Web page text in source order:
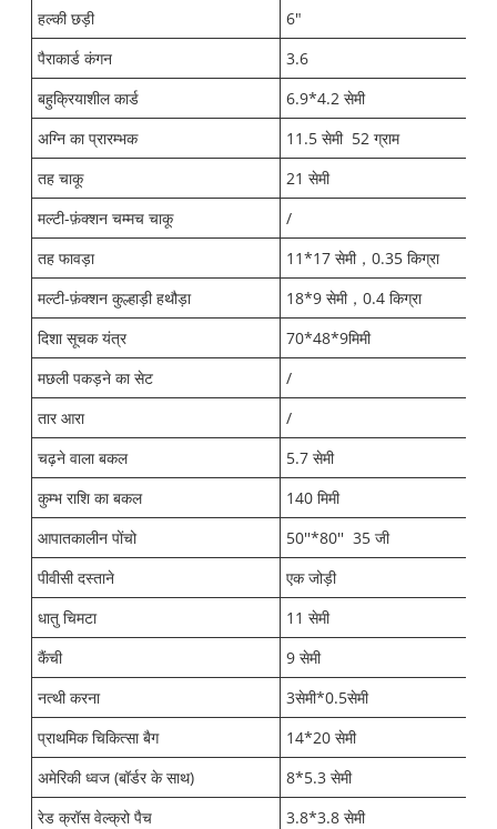
हल्की छड़ी
6"
पैराकार्ड कंगन
3.6
बहुक्रियाशील कार्ड
6.9*4.2 सेमी
अग्नि का प्रारम्भक
11.5 सेमी 52 ग्राम
तह चाकू
21 सेमी
मल्टी-फ़ंक्शन चम्मच चाकू
/
तह फावड़ा
11*17 सेमी，0.35 किग्रा
मल्टी-फ़ंक्शन कुल्हाड़ी हथौड़ा
18*9 सेमी，0.4 किग्रा
दिशा सूचक यंत्र
70*48*9मिमी
मछली पकड़ने का सेट
/
तार आरा
/
चढ़ने वाला बकल
5.7 सेमी
कुम्भ राशि का बकल
140 मिमी
आपातकालीन पोंचो
50''*80'' 35 जी
पीवीसी दस्ताने
एक जोड़ी
धातु चिमटा
11 सेमी
कैंची
9 सेमी
नत्थी करना
3सेमी*0.5सेमी
प्राथमिक चिकित्सा बैग
14*20 सेमी
अमेरिकी ध्वज (बॉर्डर के साथ)
8*5.3 सेमी
रेड क्रॉस वेल्क्रो पैच
3.8*3.8 सेमी